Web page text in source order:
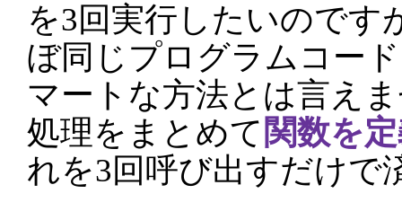
を3回実行したいのです
ぼ同じプログラムコー
マートな方法とは言え
処理をまとめて 関数を
れを3回呼び出すだけで